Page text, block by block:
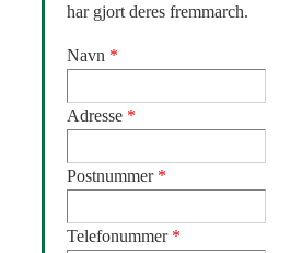
har gjort deres fremmarch.
Navn *
Adresse *
Postnummer *
Telefonummer *